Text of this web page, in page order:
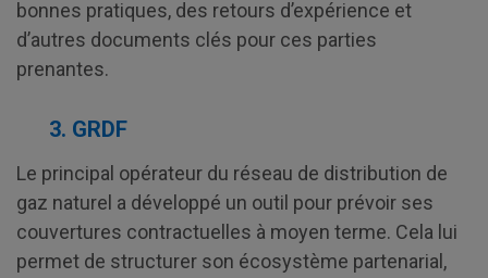
bonnes pratiques, des retours d’expérience et
d’autres documents clés pour ces parties
prenantes.
3. GRDF
Le principal opérateur du réseau de distribution de
gaz naturel a développé un outil pour prévoir ses
couvertures contractuelles à moyen terme. Cela lui
permet de structurer son écosystème partenarial,